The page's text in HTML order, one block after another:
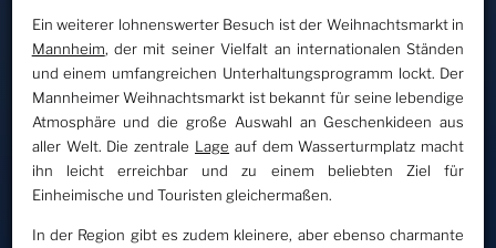
Ein weiterer lohnenswerter Besuch ist der Weihnachtsmarkt in
Mannheim, der mit seiner Vielfalt an internationalen Ständen
und einem umfangreichen Unterhaltungsprogramm lockt. Der
Mannheimer Weihnachtsmarkt ist bekannt für seine lebendige
Atmosphäre und die große Auswahl an Geschenkideen aus
aller Welt. Die zentrale Lage auf dem Wasserturmplatz macht
ihn leicht erreichbar und zu einem beliebten Ziel für
Einheimische und Touristen gleichermaßen.
In der Region gibt es zudem kleinere, aber ebenso charmante